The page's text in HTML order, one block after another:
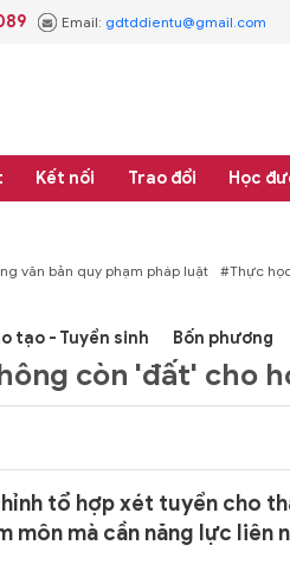
Email: gdtddientu@gmail.com
Kết nối Trao đổi Học
#Thực học - Thực nghiệp #Tổng rà
tạo - Tuyển sinh Bốn phương
còn 'đất' cho
tổ hợp xét tuyển cho
mà cần năng lực liên